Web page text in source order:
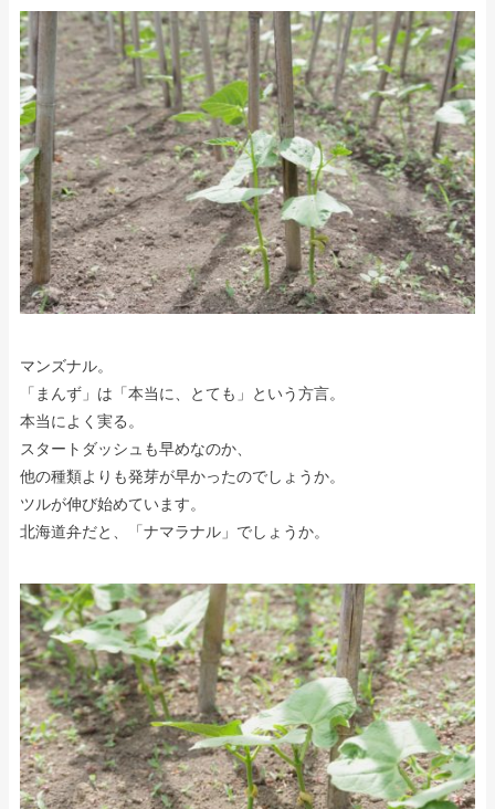
マンズナル。
「まんず」は「本当に、とても」という方言。
本当によく実る。
スタートダッシュも早めなのか、
他の種類よりも発芽が早かったのでしょうか。
ツルが伸び始めています。
北海道弁だと、「ナマラナル」でしょうか。